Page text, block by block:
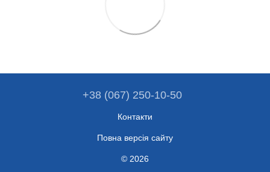
+38 (067) 250-10-50
Контакти
Повна версія сайту
© 2026